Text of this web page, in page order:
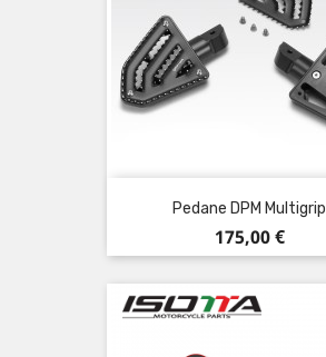
Pedane DPM Multigrip
Prezzo
175,00 €